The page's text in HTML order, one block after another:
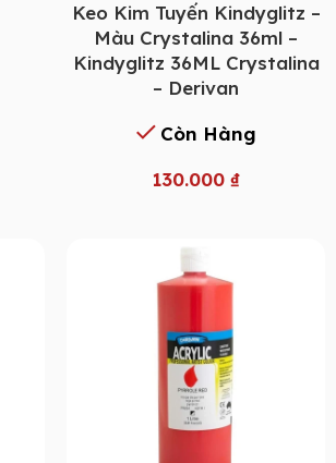
Keo Kim Tuyến Kindyglitz –
Màu Crystalina 36ml –
Kindyglitz 36ML Crystalina
– Derivan
Còn Hàng
130.000₫